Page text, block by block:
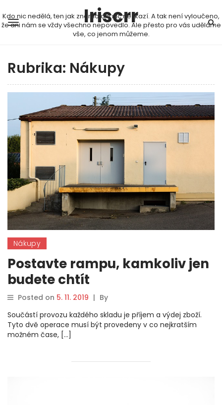
Iriscrr
Kdo nic nedělá, ten jak známo ani nic nezkazí. A tak není vyloučeno,
že ani nám se vždy všechno nepovedlo. Ale přesto pro vás uděláme
vše, co jenom můžeme.
Rubrika: Nákupy
Nákupy
Postavte rampu, kamkoliv jen
budete chtít
Posted on 5. 11. 2019 | By
Součástí provozu každého skladu je příjem a výdej zboží.
Tyto dvě operace musí být provedeny v co nejkratším
možném čase, […]